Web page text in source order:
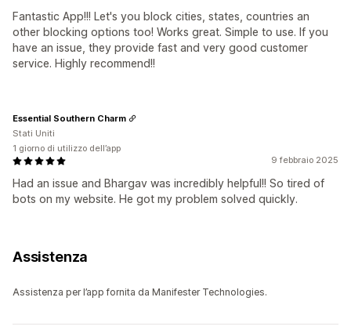
Fantastic App!!! Let's you block cities, states, countries an
other blocking options too! Works great. Simple to use. If you
have an issue, they provide fast and very good customer
service. Highly recommend!!
9 febbraio 2025
Had an issue and Bhargav was incredibly helpful!! So tired of
bots on my website. He got my problem solved quickly.
Essential Southern Charm
Stati Uniti
1 giorno di utilizzo dell’app
Assistenza
Assistenza per l’app fornita da Manifester Technologies.